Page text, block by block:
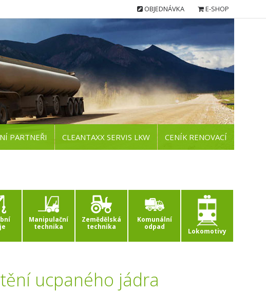
OBJEDNÁVKA E-SHOP
Manipulační
technika
Zemědělská
technika
Komunální
odpad
Lokomotivy
ucpaného jádra
PARTNEŘI CLEANTAXX SERVIS LKW CENÍK RENOVACÍ